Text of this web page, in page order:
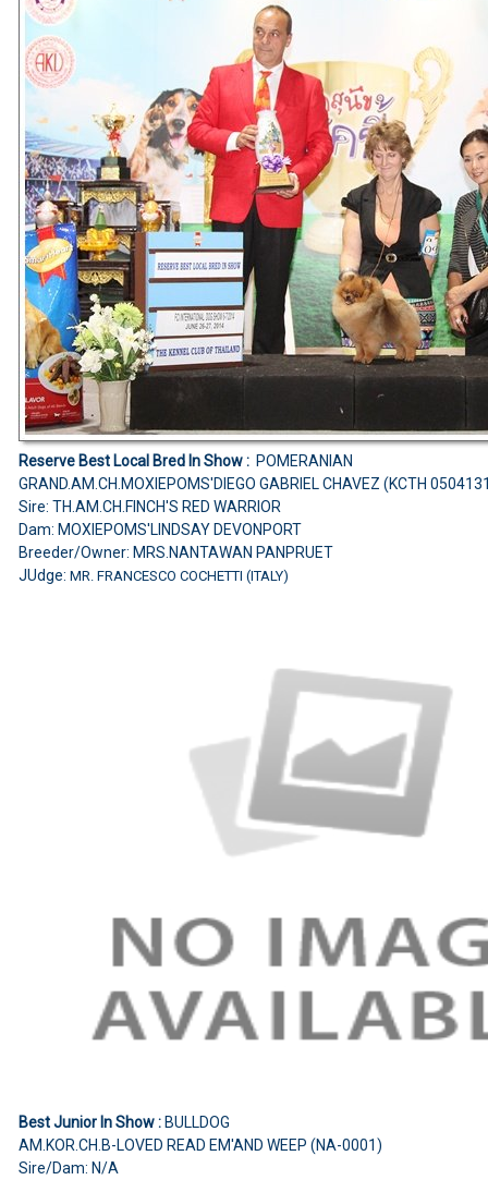
Reserve Best Local Bred In Show : POMERANIAN
GRAND.AM.CH.MOXIEPOMS'DIEGO GABRIEL CHAVEZ (KCTH
Sire: TH.AM.CH.FINCH'S RED WARRIOR
Dam: MOXIEPOMS'LINDSAY DEVONPORT
Breeder/Owner: MRS.NANTAWAN PANPRUET
JUdge: MR. FRANCESCO COCHETTI (ITALY)
Best Junior In Show : BULLDOG
AM.KOR.CH.B-LOVED READ EM'AND WEEP (NA-0001)
Sire/Dam: N/A